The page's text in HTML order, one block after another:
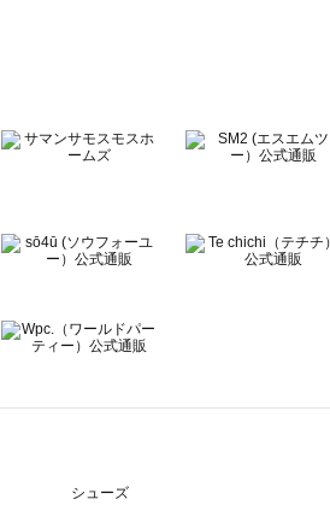
ー）のアウター一覧
ウター一覧
シューズ